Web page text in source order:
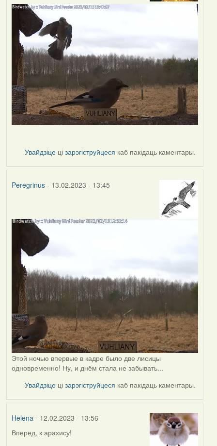
Увайдзіце цізарэгіструйцеся каб пакідаць каментары.
Peregrinus- 13.02.2023 - 13:45
Этой ночью впервые в кадре было две лисицы
одновременно! Ну, и днём стала не забывать...
Увайдзіце цізарэгіструйцеся каб пакідаць каментары.
Helena- 12.02.2023 - 13:56
Вперед, к арахису!